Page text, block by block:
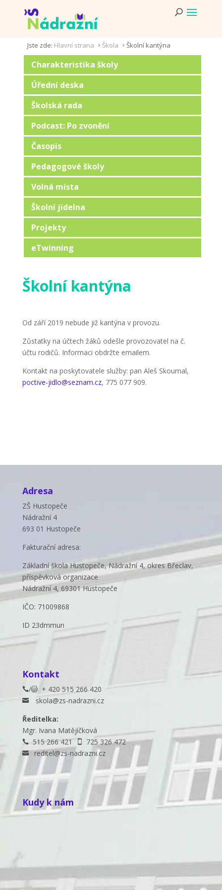
Jste zde: Hlavní strana 5 Škola 5 Školní kantýna
Charakteristika školy
Úřední deska
Školská rada
Podcast: Po zvonění
Časopis
Pedagogové školy
Volná místa
Školní jídelna
Projekty
eTwinning
Školní kantýna
Od září 2019 nebude již kantýna v provozu.
Zůstatky na účtech žáků odešle provozovatel na č.
účtu rodičů. Informaci obdržte emailem.
Kontakt na poskytovatele služby: pan Aleš Skoumal,
poctive-jidlo@seznam.cz, 775 077 909.
Adresa
ZŠ Hustopeče
Nádražní 4
693 01 Hustopeče
Fakturační adresa:
Základní škola Hustopeče, Nádražní 4, okres Břeclav,
příspěvková organizace
Nádražní 4, 69301 Hustopeče
IČO: 71009868
ID 23dmmun
Kontakt
/+ 420 515 266 420
 skola@zs-nadrazni.cz
Ředitelka:
Mgr. Ivana Matějíčková
515 266 421 725 326 472
 reditel@zs-nadrazni.cz
Kudy k nám